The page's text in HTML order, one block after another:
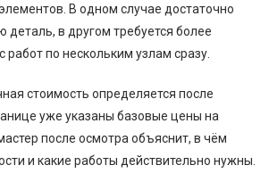
В одном случае достаточно
деталь, в другом требуется более
работ по нескольким узлам сразу.
стоимость определяется после
уже указаны базовые цены на
после осмотра объяснит, в чём
и какие работы действительно нужны.